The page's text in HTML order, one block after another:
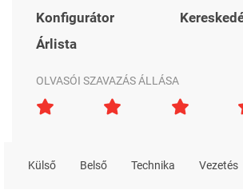
Konfigurátor
Árlista
OLVASÓI SZAVAZÁS ÁLLÁSA
Külső Belső Technika Vezetés